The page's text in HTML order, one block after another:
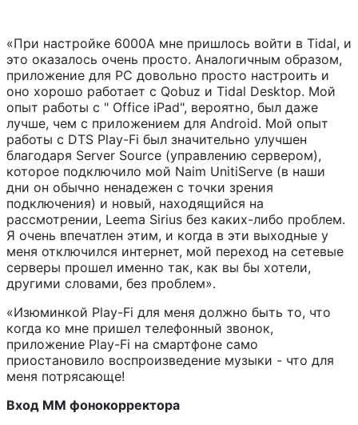
«При настройке 6000A мне пришлось войти в Tidal, и
это оказалось очень просто. Аналогичным образом,
приложение для PC довольно просто настроить и
оно хорошо работает с Qobuz и Tidal Desktop. Мой
опыт работы с " Office iPad", вероятно, был даже
лучше, чем с приложением для Android. Мой опыт
работы с DTS Play-Fi был значительно улучшен
благодаря Server Source (управлению сервером),
которое подключило мой Naim UnitiServe (в наши
дни он обычно ненадежен с точки зрения
подключения) и новый, находящийся на
рассмотрении, Leema Sirius без каких-либо проблем.
Я очень впечатлен этим, и когда в эти выходные у
меня отключился интернет, мой переход на сетевые
серверы прошел именно так, как вы бы хотели,
другими словами, без проблем».
«Изюминкой Play-Fi для меня должно быть то, что
когда ко мне пришел телефонный звонок,
приложение Play-Fi на смартфоне само
приостановило воспроизведение музыки - что для
меня потрясающе!
Вход MM фонокорректора